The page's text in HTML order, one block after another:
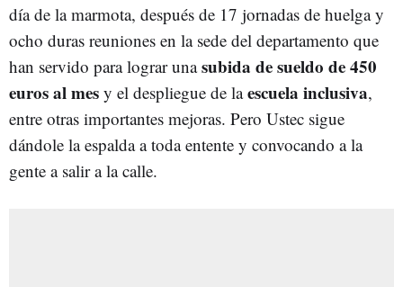
día de la marmota, después de 17 jornadas de huelga y
ocho duras reuniones en la sede del departamento que
han servido para lograr unasubida de sueldo de 450
euros al mes y el despliegue de laescuela inclusiva,
entre otras importantes mejoras. Pero Ustec sigue
dándole la espalda a toda entente y convocando a la
gente a salir a la calle.